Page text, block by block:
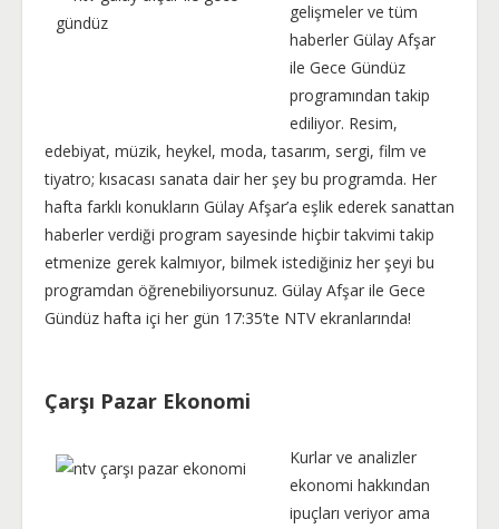
gelişmeler ve tüm
haberler Gülay Afşar
ile Gece Gündüz
programından takip
ediliyor. Resim,
edebiyat, müzik, heykel, moda, tasarım, sergi, film ve
tiyatro; kısacası sanata dair her şey bu programda. Her
hafta farklı konukların Gülay Afşar’a eşlik ederek sanattan
haberler verdiği program sayesinde hiçbir takvimi takip
etmenize gerek kalmıyor, bilmek istediğiniz her şeyi bu
programdan öğrenebiliyorsunuz. Gülay Afşar ile Gece
Gündüz hafta içi her gün 17:35’te NTV ekranlarında!
Çarşı Pazar Ekonomi
Kurlar ve analizler
ekonomi hakkından
ipuçları veriyor ama